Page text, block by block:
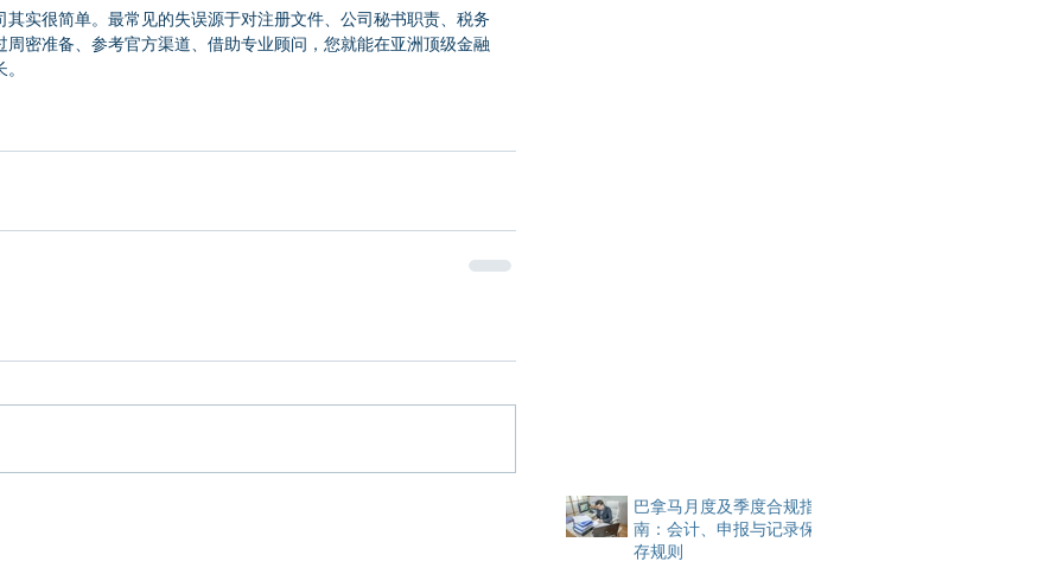
实很简单。最常见的失误源于对注册文件、公司秘书职责、税务
密准备、参考官方渠道、借助专业顾问，您就能在亚洲顶级金融
巴拿马月度及季度合规指
南：会计、申报与记录保
存规则